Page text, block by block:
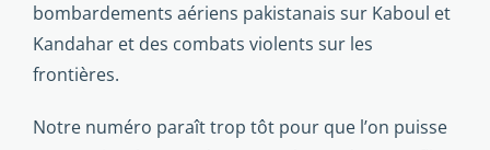
bombardements aériens pakistanais sur Kaboul et
Kandahar et des combats violents sur les
frontières.
Notre numéro paraît trop tôt pour que l’on puisse